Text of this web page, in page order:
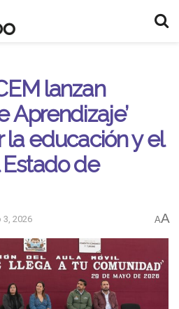
lanzan
Aprendizaje’
la educación y el
de
3, 2026 AA